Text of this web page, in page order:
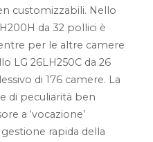
customizzabili. Nello
da 32 pollici è
per le altre camere
LG 26LH250C da 26
di 176 camere. La
di peculiarità ben
a ‘vocazione’
rapida della